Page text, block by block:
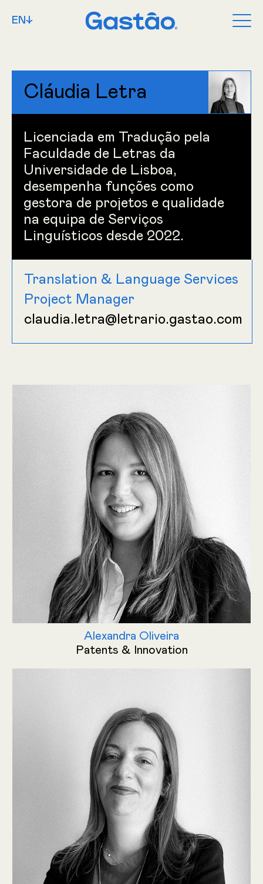
EN↓
Cláudia Letra
Licenciada em Tradução pela
Faculdade de Letras da
Universidade de Lisboa,
desempenha funções como
gestora de projetos e qualidade
na equipa de Serviços
Linguísticos desde 2022.
Translation & Language Services
Project Manager
claudia.letra@letrario.gastao.com
Alexandra Oliveira
Patents & Innovation